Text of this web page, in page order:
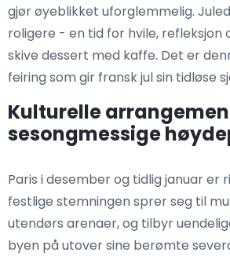
gjør øyeblikket uforglemmelig.
roligere - en tid for hvile, refleksjon
skive dessert med kaffe. Det er
feiring som gir fransk jul sin tidløse
Kulturelle
sesongmessige
Paris i desember og tidlig januar er
festlige stemningen sprer seg til
utendørs arenaer, og tilbyr
byen på utover sine berømte